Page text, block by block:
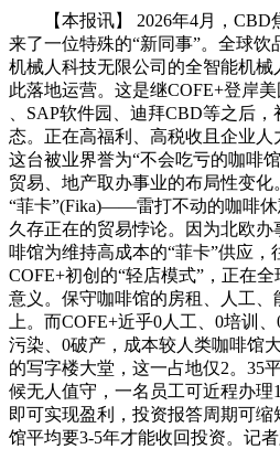
【本报讯】 2026年4月，CBD
来了一位特殊的“新同事”。全球
机械人科技无限公司的全智能机械
此落地运营。这是继COFE+登岸
、SAP软件园、迪拜CBD等之后
态。正在高福利、高税收且企业人
这台被业界誉为“不会吃亏的咖啡
贸易、地产取办事业的布局性变
“菲卡”(Fika)——雷打不动的咖啡
久存正在的贸易悖论。因为北欧
啡馆为维持高成本的“菲卡”供应，
COFE+初创的“轻店模式”，正在
意义。保守咖啡馆的房租、人工、
上。而COFE+近乎0人工、0培训
污染、0破产，成本较人类咖啡馆
的写字楼大堂，这一占地仅2。35
候无人值守，一名员工可近程办
即可实现盈利，投资报答周期可
馆平均要3-5年才能收回投资。记